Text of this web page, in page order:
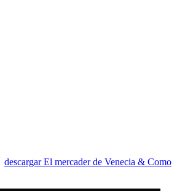
descargar El mercader de Venecia & Como